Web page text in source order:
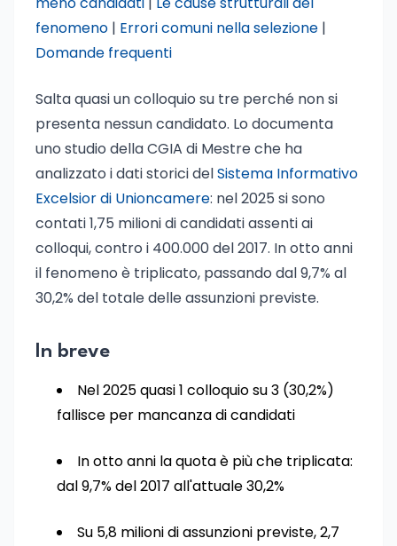
fenomeno | Errori comuni nella selezione |
Domande frequenti
Salta quasi un colloquio su tre perché non si
presenta nessun candidato. Lo documenta
uno studio della CGIA di Mestre che ha
analizzato i dati storici delSistema Informativo
Excelsior di Unioncamere: nel 2025 si sono
contati 1,75 milioni di candidati assenti ai
colloqui, contro i 400.000 del 2017. In otto anni
il fenomeno è triplicato, passando dal 9,7% al
30,2% del totale delle assunzioni previste.
In breve
Nel 2025 quasi 1 colloquio su 3 (30,2%)
fallisce per mancanza di candidati
In otto anni la quota è più che triplicata:
dal 9,7% del 2017 all'attuale 30,2%
Su 5,8 milioni di assunzioni previste, 2,7